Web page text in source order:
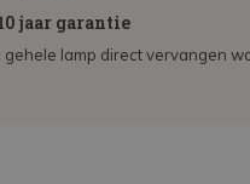
jaar garantie
lamp direct vervangen